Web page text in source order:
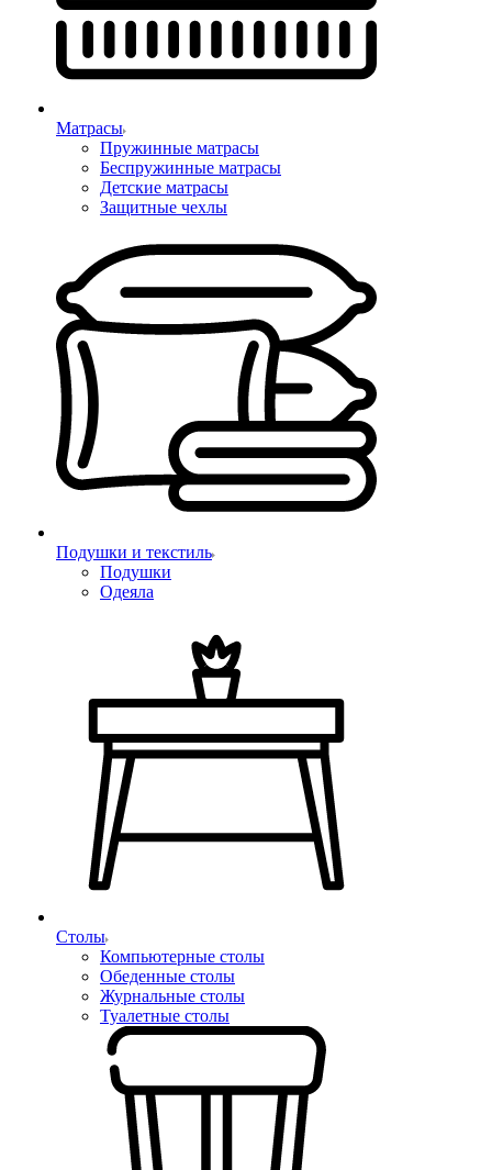
Матрасы
Пружинные матрасы
Беспружинные матрасы
Детские матрасы
Защитные чехлы
Подушки и текстиль
Подушки
Одеяла
Столы
Компьютерные столы
Обеденные столы
Журнальные столы
Туалетные столы